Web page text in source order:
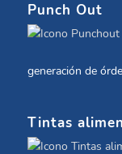
Punch Out
generación de
Tintas